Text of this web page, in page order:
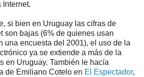
Internet.
si bien en Uruguay las cifras de
son bajas (6% de quienes usan
una encuesta del 2001), el uso de la
ya se extiende a más de la
en Uruguay. También le hacía
de Emiliano Cotelo en El Espectador,